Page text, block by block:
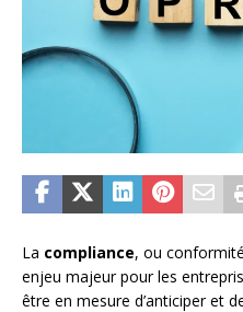
La compliance, ou
enjeu majeur pour les
être en mesure d’anticiper et